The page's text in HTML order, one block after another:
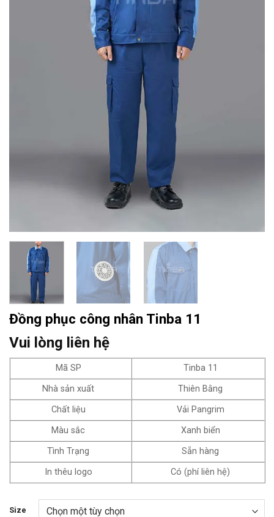
Đồng phục công nhân Tinba 11
Vui lòng liên hệ
Mã SP
Tinba 11
Nhà sản xuất
Thiên Bằng
Chất liệu
Vải Pangrim
Màu sắc
Xanh biển
Tình Trạng
Sẵn hàng
In thêu logo
Có (phí liên hệ)
Size